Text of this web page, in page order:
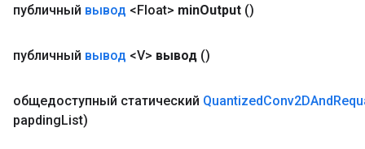
публичный вывод <Float> minOutput ()
публичный вывод <V> вывод ()
общедоступный статический QuantizedConv2DAnd
papdingList)